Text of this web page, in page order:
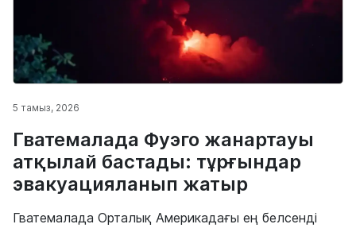
5 тамыз, 2026
Гватемалада Фуэго жанартауы
атқылай бастады: тұрғындар
эвакуацияланып жатыр
Гватемалада Орталық Америкадағы ең белсенді